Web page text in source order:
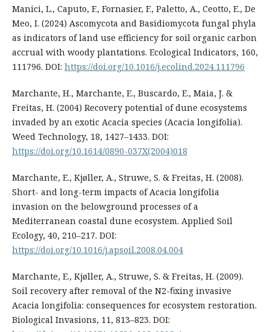
Manici, L., Caputo, F., Fornasier, F., Paletto, A., Ceotto, E., De
Meo, I. (2024) Ascomycota and Basidiomycota fungal phyla
as indicators of land use efficiency for soil organic carbon
accrual with woody plantations. Ecological Indicators, 160,
111796. DOI: https://doi.org/10.1016/j.ecolind.2024.111796
Marchante, H., Marchante, E., Buscardo, E., Maia, J. &
Freitas, H. (2004) Recovery potential of dune ecosystems
invaded by an exotic Acacia species (Acacia longifolia).
Weed Technology, 18, 1427–1433. DOI:
https://doi.org/10.1614/0890-037X(2004)018
Marchante, E., Kjøller, A., Struwe, S. & Freitas, H. (2008).
Short- and long-term impacts of Acacia longifolia
invasion on the belowground processes of a
Mediterranean coastal dune ecosystem. Applied Soil
Ecology, 40, 210–217. DOI:
https://doi.org/10.1016/j.apsoil.2008.04.004
Marchante, E., Kjøller, A., Struwe, S. & Freitas, H. (2009).
Soil recovery after removal of the N2-ﬁxing invasive
Acacia longifolia: consequences for ecosystem restoration.
Biological Invasions, 11, 813–823. DOI: